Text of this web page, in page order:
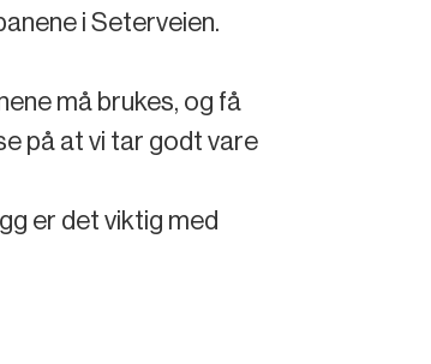
i Seterveien.
må brukes, og få
på at vi tar godt vare
er det viktig med